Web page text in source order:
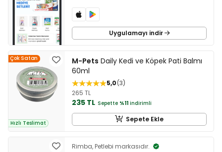
Uygulamayı indir
Çok Satan
Hızlı Teslimat
M-Pets Daily Kedi ve Köpek Pati Balmı
60ml
5,0 3
265 TL
235 TL Sepette %11 indirimli
Sepete Ekle
Rimba, Petlebi markasıdır.